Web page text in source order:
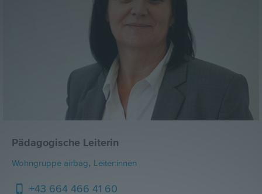
Pädagogische Leiterin
Wohngruppe airbag, Leiter:innen
+43 664 466 41 60